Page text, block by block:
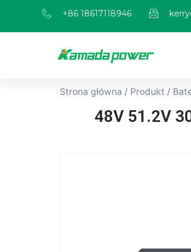
+86 18617118946
Strona główna / Produkt /
48V 51.2V